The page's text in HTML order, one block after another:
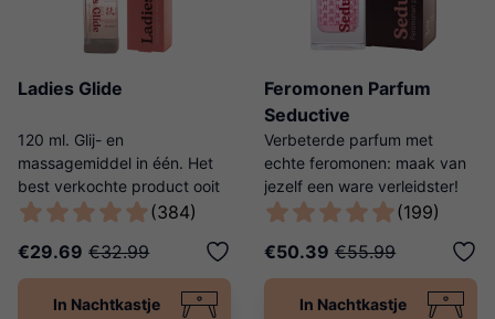
Ladies Glide
120 ml. Glij- en
massagemiddel in één. Het
best verkochte product ooit
van Ladies Night! (384)
€29.69 €32.99
In Nachtkastje
Feromonen Parfum
Seductive
Verbeterde parfum met
echte feromonen: maak van
jezelf een ware verleidster!
(199)
€50.39 €55.99
In Nachtkastje